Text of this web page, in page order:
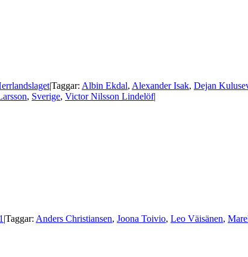
|Taggar: Albin Ekdal, Alexander Isak, Dejan
, Sverige, Victor Nilsson Lindelöf|
|Taggar: Anders Christiansen, Joona Toivio, Leo Väisänen,